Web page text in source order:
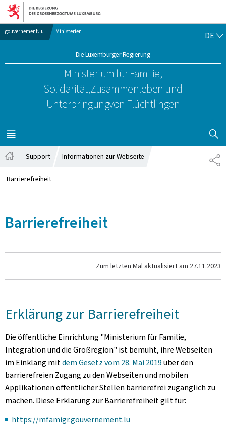
Zur Hauptnavigation
Zum Inhalt
gouvernement.lu Ministerien
Die Luxemburger Regierung
Ministerium für Familie,
Solidarität,Zusammenleben und
Unterbringungvon Flüchtlingen
DE
MENÜ
HAUPT-
Support Informationen zur Webseite
Barrierefreiheit
Barrierefreiheit
Zum letzten Mal aktualisiert am 27.11.2023
Erklärung zur Barrierefreiheit
Die öffentliche Einrichtung "Ministerium für Familie,
Integration und die Großregion" ist bemüht, ihre Webseiten
im Einklang mitdem Gesetz vom 28. Mai 2019über den
barrierefreien Zugang zu den Webseiten und mobilen
Applikationen öffentlicher Stellen barrierefrei zugänglich zu
machen. Diese Erklärung zur Barrierefreiheit gilt für:
https://mfamigr.gouvernement.lu